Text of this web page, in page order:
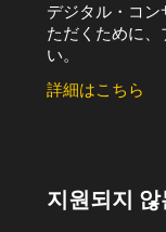
デジタル・コ
ただくために
い。
詳細はこちら
지원되지